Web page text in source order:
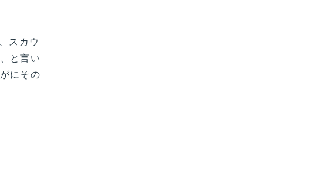
スカウ
と言い
にその